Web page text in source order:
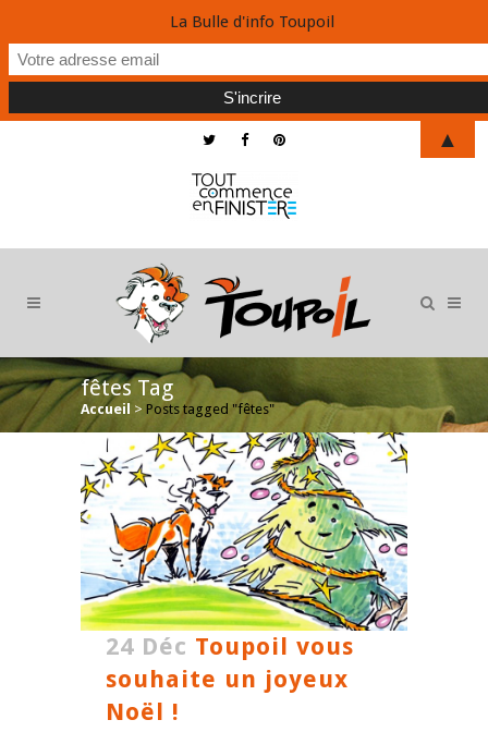
fêtes Tag
Accueil > Posts tagged "fêtes"
24 Déc Toupoil vous
souhaite un joyeux
Noël !
La Bulle d'info Toupoil
▲